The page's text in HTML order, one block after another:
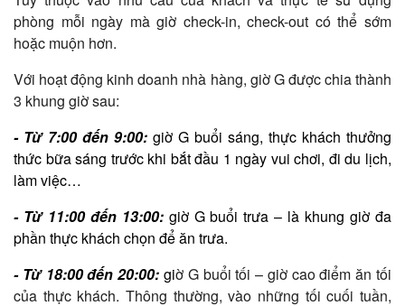
phòng mỗi ngày mà giờ check-in, check-out có thể sớm
hoặc muộn hơn.
Với hoạt động kinh doanh nhà hàng, giờ G được chia thành
3 khung giờ sau:
- Từ 7:00 đến 9:00: giờ G buổi sáng, thực khách thưởng
thức bữa sáng trước khi bắt đầu 1 ngày vui chơi, đi du lịch,
làm việc…
- Từ 11:00 đến 13:00:giờ G buổi trưa – là khung giờ đa
phần thực khách chọn để ăn trưa.
- Từ 18:00 đến 20:00: giờ G buổi tối – giờ cao điểm ăn tối
của thực khách. Thông thường, vào những tối cuối tuần,